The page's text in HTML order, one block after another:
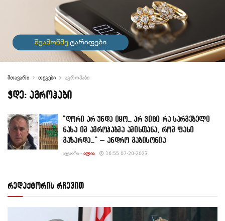
მთავარი თეგები აგროჰაბი
ჭდე: აგროჰაბი
“ღორი არ უნდა იყო… არ ვიცი რა სარგებელი
ნახა იმ აგროჰაბმა ამისთანა, რომ ფასი
გაზარდა…” – ანდრო გაბისონია
ᲐᲕᲢᲝᲠᲘ - ᲐᲚᲘᲐ 16:55 07-20-2023
რედაქტორის რჩევით